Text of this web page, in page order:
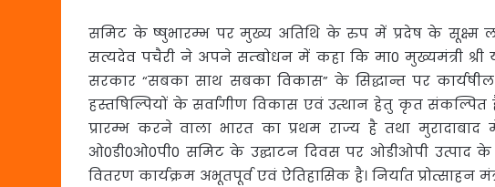
समिट के ष्षुभारम्भ पर मुख्य अतिथि के रुप में प्रदेष के सूक्ष्म लघु
सत्यदेव पचैरी ने अपने सम्बोधन में कहा कि मा0 मुख्यमंत्री श्री
सरकार “सबका साथ सबका विकास” के सिद्धान्त पर
हस्तषिल्पियों के सर्वांगीण विकास एवं उत्थान हेतु कृत संकल्पित
प्रारम्भ करने वाला भारत का प्रथम राज्य है तथा
ओ0डी0ओ0पी0 समिट के उद्घाटन दिवस पर ओडीओपी उत्पाद
वितरण कार्यक्रम अभूतपूर्व एवं ऐतिहासिक है। निर्यात